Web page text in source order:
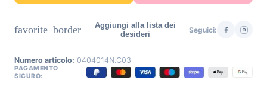
favorite_border
Aggiungi alla lista dei
desideri
Seguici:
Numero articolo: 0404014N.C03
PAGAMENTO
SICURO: